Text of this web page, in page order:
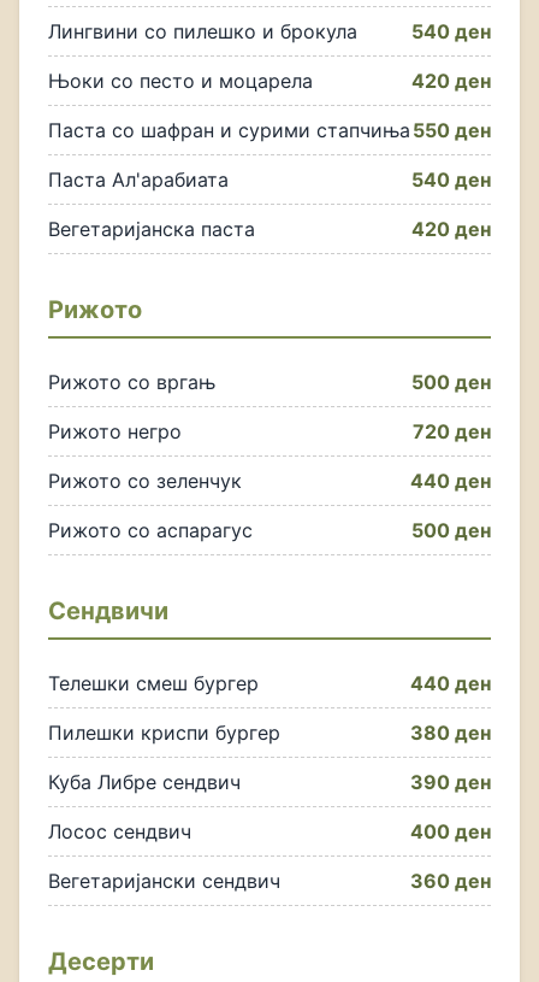
Лингвини со пилешко и брокула 540 ден
Њоки со песто и моцарела 420 ден
Паста со шафран и сурими стапчиња 550 ден
Паста Ал'арабиата 540 ден
Вегетаријанска паста 420 ден
Рижото
Рижото со вргањ 500 ден
Рижото негро 720 ден
Рижото со зеленчук 440 ден
Рижото со аспарагус 500 ден
Сендвичи
Телешки смеш бургер 440 ден
Пилешки криспи бургер 380 ден
Куба Либре сендвич 390 ден
Лосос сендвич 400 ден
Вегетаријански сендвич 360 ден
Десерти